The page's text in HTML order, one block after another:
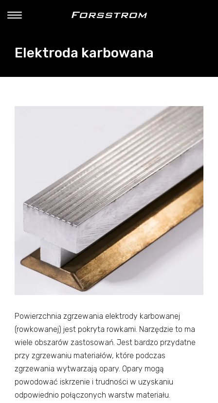
Elektroda karbowana
Powierzchnia zgrzewania elektrody karbowanej
(rowkowanej) jest pokryta rowkami. Narzędzie to ma
wiele obszarów zastosowań. Jest bardzo przydatne
przy zgrzewaniu materiałów, które podczas
zgrzewania wytwarzają opary. Opary mogą
powodować iskrzenie i trudności w uzyskaniu
odpowiednio połączonych warstw materiału.